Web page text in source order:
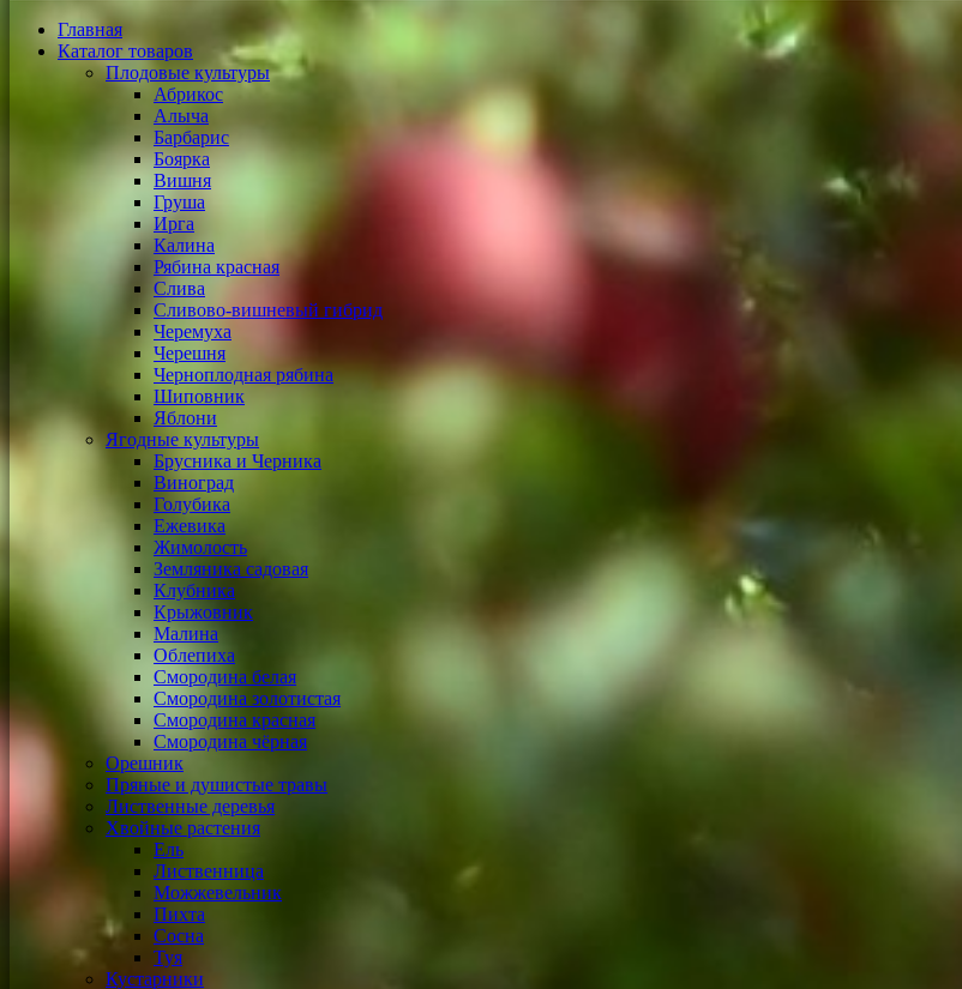
Главная
Каталог товаров
Плодовые культуры
Абрикос
Алыча
Барбарис
Боярка
Вишня
Груша
Ирга
Калина
Рябина красная
Слива
Сливово-вишневый гибрид
Черемуха
Черешня
Черноплодная рябина
Шиповник
Яблони
Ягодные культуры
Брусника и Черника
Виноград
Голубика
Ежевика
Жимолость
Земляника садовая
Клубника
Крыжовник
Малина
Облепиха
Смородина белая
Смородина золотистая
Смородина красная
Смородина чёрная
Орешник
Пряные и душистые травы
Лиственные деревья
Хвойные растения
Ель
Лиственница
Можжевельник
Пихта
Сосна
Туя
Кустарники